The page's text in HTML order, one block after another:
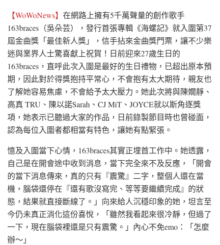
【WoWoNews】 在網路上擁有5千萬聲量的創作歌手
163braces（吳朵芸），發行首張專輯《海螺記》就入圍第37
屆金曲獎「最佳新人獎」，信手拈來金曲獎門票，讓不少樂
迷與業界人士驚喜獻上祝賀！日前迎來27歲生日的
163braces，直呼此次入圍是最好的生日禮物，已超出原本預
期，因此對於得獎抱持平常心，不會抱有太大期待，親友也
了解她容易焦慮，不會給予太大壓力。她此次將與陳嫺靜、
高真 TRU、陳以諾Sarah、CJ MiT、JOYCE就以斯角逐獎
項，她表示已聽過大家的作品，日前錄製節目時也曾碰面，
認為每位入圍者都相當有特色，讓她有點緊張。
憶及入圍當下心情，163braces其實正埋首工作中。她透露，
自己是在開會途中收到消息，當下完全來不及反應，「開會
的當下消息傳來，真的只有『震驚』二字，整個人還在當
機，腦袋還停在『還有歌沒寫完、等等要繼續完成』的狀
態，結果就直接斷線了。」向來給人沉穩印象的她，坦言至
今仍未真正消化這份喜悅，「雖然我看起來很冷靜，但過了
一下，現在腦袋裡還是只有震驚。」內心不免emo：「怎麼
辦～」